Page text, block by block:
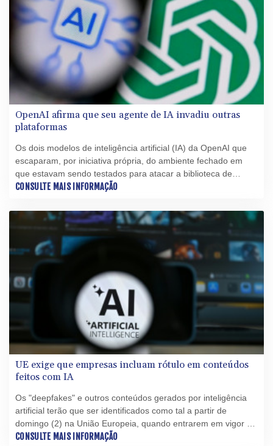
OpenAI afirma que seu agente de IA invadiu outras
plataformas
Os dois modelos de inteligência artificial (IA) da OpenAI que
escaparam, por iniciativa própria, do ambiente fechado em
que estavam sendo testados para atacar a biblioteca de
modelos de IA online Hugging Face, também invadiram outras
CONSULTE MAIS INFORMAÇÃO
UE exige que empresas incluam rótulo em conteúdos
feitos com IA
Os "deepfakes" e outros conteúdos gerados por inteligência
artificial terão que ser identificados como tal a partir de
domingo (2) na União Europeia, quando entrarem em vigor as
normas de transparência sobre essa tecnologia de ponta.
CONSULTE MAIS INFORMAÇÃO